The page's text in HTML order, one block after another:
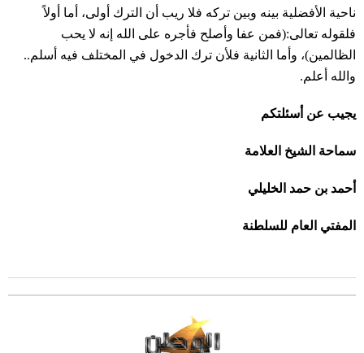
ناحية الأفضلية بينه وبين تركه فلا ريب أن الترك أولى، أما أولاً
فلقوله تعالى:(فمن عفا وأصلح فأجره على الله إنه لا يحب
الظالمين)، وأما الثانية فلأن ترك الدخول في المختلف فيه أسلم..
والله أعلم.
يجيب عن أسئلتكم
سماحة الشيخ العلامة
أحمد بن حمد الخليلي
المفتي العام للسلطنة